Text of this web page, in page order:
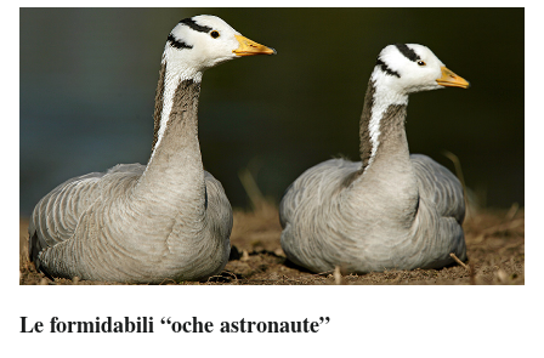
Le formidabili “oche astronaute”